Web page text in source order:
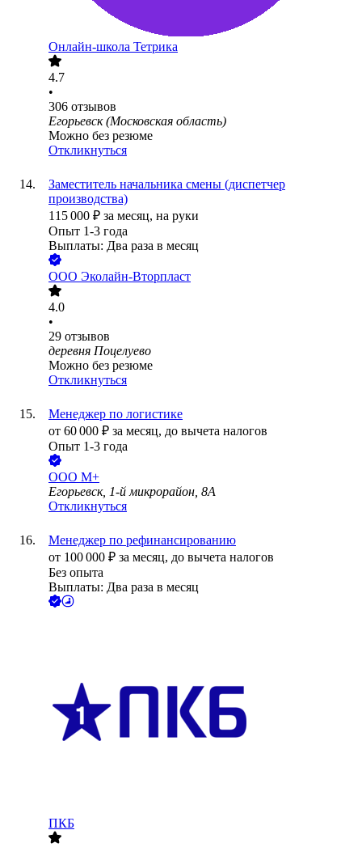
Онлайн-школа Тетрика
4.7
•
306 отзывов
Егорьевск (Московская область)
Можно без резюме
Откликнуться
Заместитель начальника смены (диспетчер
производства)
115 000 ₽ за месяц, на руки
Опыт 1-3 года
Выплаты: Два раза в месяц
ООО Эколайн-Вторпласт
4.0
•
29 отзывов
деревня Поцелуево
Можно без резюме
Откликнуться
Менеджер по логистике
от 60 000 ₽ за месяц, до вычета налогов
Опыт 1-3 года
ООО М+
Егорьевск, 1-й микрорайон, 8А
Откликнуться
Менеджер по рефинансированию
от 100 000 ₽ за месяц, до вычета налогов
Без опыта
Выплаты: Два раза в месяц
ПКБ